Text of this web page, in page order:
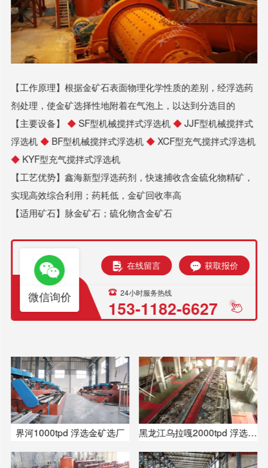
【工作原理】根据金矿石表面物理化学性质的差别，经浮选药
剂处理，使金矿选择性地附着在气泡上，以达到分选目的
【主要设备】 ◆SF型机械搅拌式浮选机◆JJF型机械搅拌式
浮选机◆ BF型机械搅拌式浮选机◆ XCF型充气搅拌式浮选机
◆ KYF型充气搅拌式浮选机
【工艺优势】鑫海新型浮选药剂，快速捕收含金硫化物精矿，
实现高效综合利用；药耗低，金矿回收率高
【适用矿石】脉金矿石；硫化物含金矿石
微信询价
在线留言 获取报价
24小时服务热线
153-1182-6627
界河1000tpd 浮选金矿选厂 黑龙江乌拉嘎2000tpd 浮选金矿选厂